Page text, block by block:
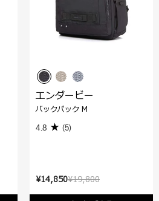
¥19,800
¥14,850
エンダービー
バックパック M
4.8 (5)